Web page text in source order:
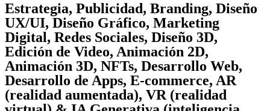
Estrategia, Publicidad, Branding, Diseño
UX/UI, Diseño Gráfico, Marketing
Digital, Redes Sociales, Diseño 3D,
Edición de Video, Animación 2D,
Animación 3D, NFTs, Desarrollo Web,
Desarrollo de Apps, E-commerce, AR
(realidad aumentada), VR (realidad